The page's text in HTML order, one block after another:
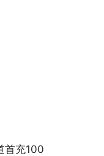
首充100